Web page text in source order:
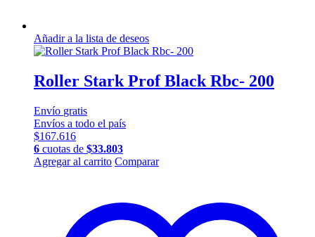
Añadir a la lista de deseos
Roller Stark Prof Black Rbc- 200
Envío gratis
Envíos a todo el país
$167.616
6 cuotas de $33.803
Agregar al carrito Este
variantes.
Las
Comparar